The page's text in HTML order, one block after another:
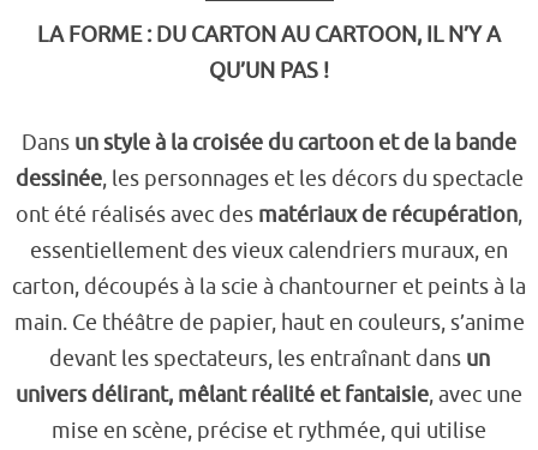
LA FORME : DU CARTON AU CARTOON, IL N’Y A
QU’UN PAS !
Dans un style à la croisée du cartoon et de la bande
dessinée, les personnages et les décors du spectacle
ont été réalisés avec des matériaux de récupération,
essentiellement des vieux calendriers muraux, en
carton, découpés à la scie à chantourner et peints à la
main. Ce théâtre de papier, haut en couleurs, s’anime
devant les spectateurs, les entraînant dans un
univers délirant, mêlant réalité et fantaisie, avec une
mise en scène, précise et rythmée, qui utilise